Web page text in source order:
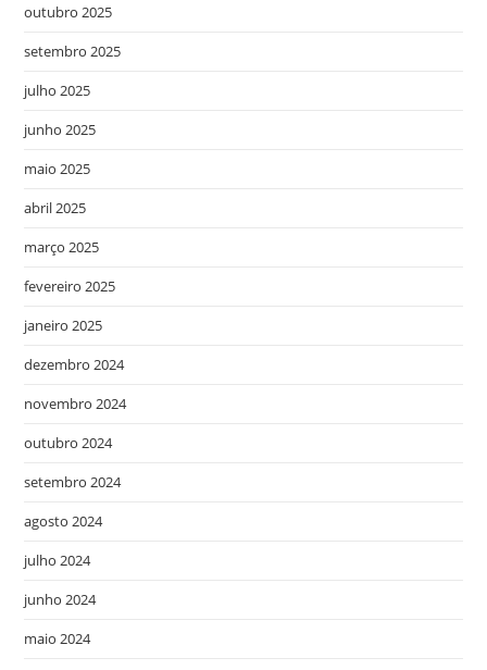
outubro 2025
setembro 2025
julho 2025
junho 2025
maio 2025
abril 2025
março 2025
fevereiro 2025
janeiro 2025
dezembro 2024
novembro 2024
outubro 2024
setembro 2024
agosto 2024
julho 2024
junho 2024
maio 2024